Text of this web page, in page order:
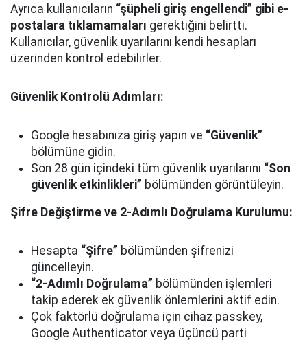
Ayrıca kullanıcıların “şüpheli giriş engellendi” gibi e-
postalara tıklamamaları gerektiğini belirtti.
Kullanıcılar, güvenlik uyarılarını kendi hesapları
üzerinden kontrol edebilirler.
Güvenlik Kontrolü Adımları:
Google hesabınıza giriş yapın ve “Güvenlik”
bölümüne gidin.
Son 28 gün içindeki tüm güvenlik uyarılarını “Son
güvenlik etkinlikleri” bölümünden görüntüleyin.
Şifre Değiştirme ve 2-Adımlı Doğrulama Kurulumu:
Hesapta “Şifre” bölümünden şifrenizi
güncelleyin.
“2-Adımlı Doğrulama” bölümünden işlemleri
takip ederek ek güvenlik önlemlerini aktif edin.
Çok faktörlü doğrulama için cihaz passkey,
Google Authenticator veya üçüncü parti